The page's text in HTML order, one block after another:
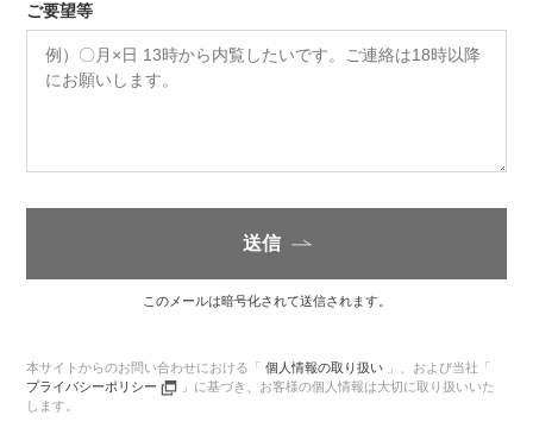
ご要望等
送信
このメールは暗号化されて送信されます。
本サイトからのお問い合わせにおける「個人情報の取り扱い 」、 および当社「
プライバシーポリシー
」に基づき、 お客様の個人情報は大切に取り扱いいた
します。